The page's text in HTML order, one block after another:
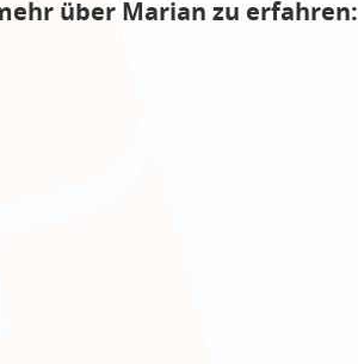
über Marian zu erfahren: